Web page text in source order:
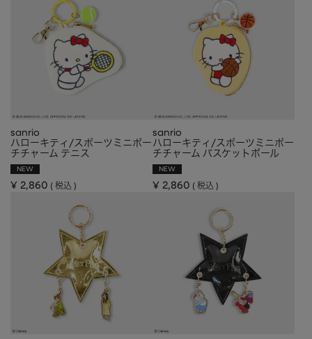
RAIN GOODS レイングッズ
GOODS雑貨
すべて
ポーチ
WALLET財布
PASS CASEパスケース
TABLEWARE
キーホルダー・チャーム
OUTDOORアウトドア
その他
モバイル
sanrio
ハローキティ/スポーツミニポー
チチャーム テニス
NEW
¥ 2,860 税込
sanrio
ハローキティ/スポーツミニポー
チチャーム バスケットボール
NEW
¥ 2,860 税込